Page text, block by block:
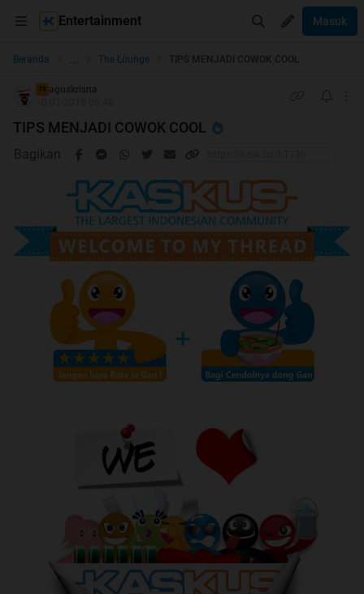
Entertainment Masuk
Beranda ... The Lounge TIPS MENJADI COWOK COOL
TS aguskrisna
TIPS MENJADI COWOK COOL
Bagikan